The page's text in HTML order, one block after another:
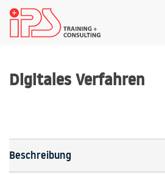
Digitales Verfahren
Beschreibung